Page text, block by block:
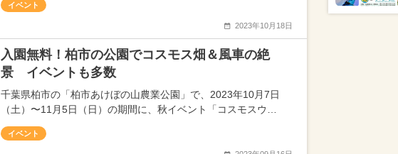
イベント
2023年10月18日
入園無料！柏市の公園でコスモス畑＆風車の絶
景 イベントも多数
千葉県柏市の「柏市あけぼの山農業公園」で、2023年10月7日
（土）〜11月5日（日）の期間に、秋イベント「コスモスウ…
イベント